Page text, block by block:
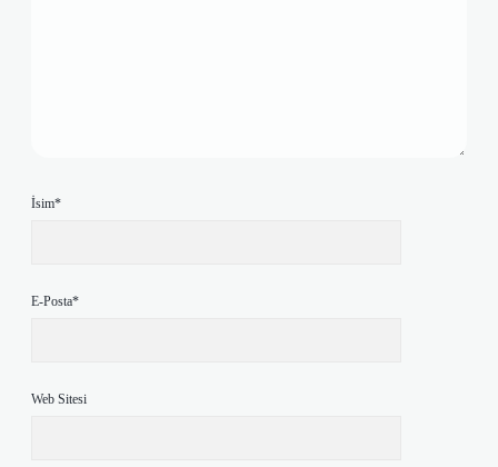
İsim*
E-Posta*
Web Sitesi